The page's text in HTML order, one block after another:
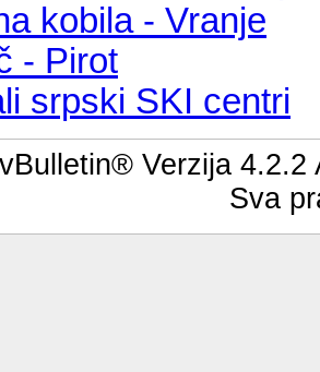
kobila - Vranje
- Pirot
srpski SKI centri
Verzija
Sva